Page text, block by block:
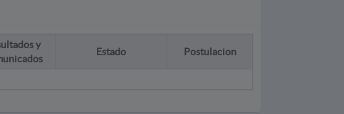
y
Estado Postulacion